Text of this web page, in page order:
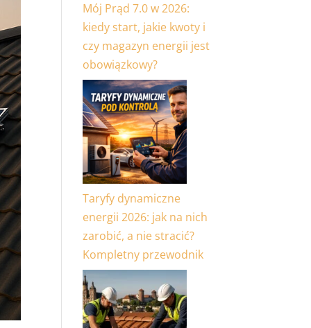
Mój Prąd 7.0 w 2026:
kiedy start, jakie kwoty i
czy magazyn energii jest
obowiązkowy?
Taryfy dynamiczne
energii 2026: jak na nich
zarobić, a nie stracić?
Kompletny przewodnik